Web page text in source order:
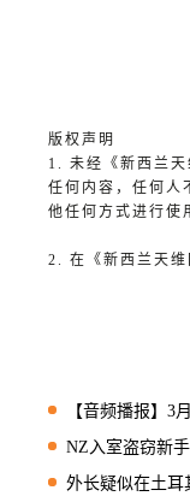
版权声明
1. 未经《新西兰
任何内容，任何人
他任何方式进行使
2. 在《新西兰天
【音频播报】3月26日天维
NZ入室盗窃新手
外长疑似在土耳其